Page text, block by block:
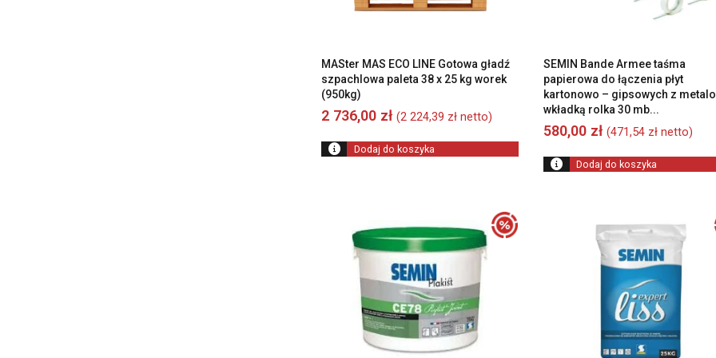
MASter MAS ECO LINE Gotowa gładź
szpachlowa paleta 38 x 25 kg worek
(950kg)
2 736,00 zł (2 224,39 zł netto)
Dodaj do koszyka
SEMIN Bande Armee taśma
papierowa do łączenia płyt
kartonowo – gipsowych z
wkładką rolka 30 mb...
580,00 zł (471,54 zł netto)
Dodaj do koszyka